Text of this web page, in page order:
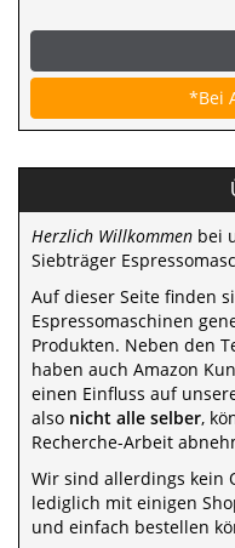
*Bei
Herzlich Willkommen bei
Siebträger
Auf dieser Seite finden
Espressomaschinen
Produkten. Neben den
haben auch Amazon
einen Einfluss auf
also nicht alle selber,
Recherche-Arbeit
Wir sind allerdings kein
lediglich mit einigen
und einfach bestellen